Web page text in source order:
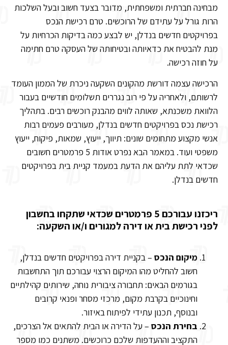
מבחינה חברתית ומשפחתית, מדובר בצעד חשוב ובעל השלכות
הרות גורל על עתידם של הרוכשים. טרם רכישת הנכס
בפרויקטים חדשים בנדלן, יש לבצע כמה בדיקות הכרחיות על
מנת להבטיח את כדאיותה ובטיחותה של העסקה טרם חתימה
על חוזה רכישה.
הרכישה עצמה דורשת מהקונים השקעה ניכרת של הממון העומד
לרשותם, ולאחריה על פי רוב נגררים תשלומים חודשיים בעבור
הלוואת משכנתא, שאותה לווים מהבנק רוכשים רבים. בתהליך
רכישת נכס בפרויקטים חדשים בנדלן, מעורבים פעמים רבות
אנשי מקצוע מתחומים שונים: תיווך, ייעוץ, שמאות, פיקוח, ייעוץ
משפטי ועוד. במאמר הבא נפרט אודות 5 פרמטרים חשובים
שכדאי לתת עליהם את הדעת במעמד קניית בית בפרויקטים
חדשים בנדלן.
ריכזנו עבורכם 5 פרמטרים שכדאי שתקחו בחשבון
לפני רכישת בית או דירה למגורים ו/או השקעה:
מיקום הנכס – בקניית דירה בפרויקטים חדשים בנדלן,
חשוב להחליט מהו המיקום הרצוי עבורכם תוך התחשבות
בגורמים הבאים: תחבורה ציבורית נוחה, שירותים קהילתיים
וחינוכיים בקרבת מקום, מרכזי מסחר ופנאי קרובים
ובנוסף, תכנון עתידי לפיתוח באיזור.
בחירת הנכס – על הדירה או הבית להתאים אל הצרכים,
התקציב וההעדפות שלכם כרוכשים. משתנים כמו מספר